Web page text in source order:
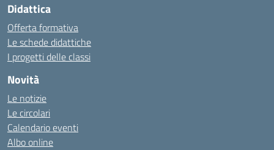
Didattica
Offerta formativa
Le schede didattiche
I progetti delle classi
Novità
Le notizie
Le circolari
Calendario eventi
Albo online